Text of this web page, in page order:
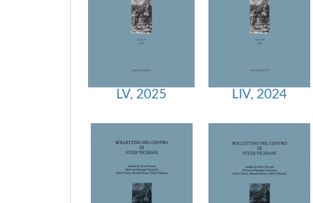
LV, 2025 LIV, 2024